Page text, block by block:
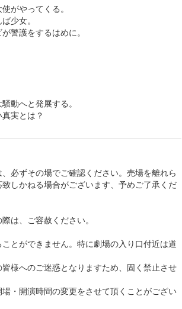
がやってくる。
少女。
警護をするはめに。
動へと発展する。
実とは？
必ずその場でご確認ください。売場を離れら
しかねる場合がございます、予めご了承くだ
は、ご容赦ください。
とができません。特に劇場の入り口付近は道
様へのご迷惑となりますため、固く禁止させ
・開演時間の変更をさせて頂くことがござい